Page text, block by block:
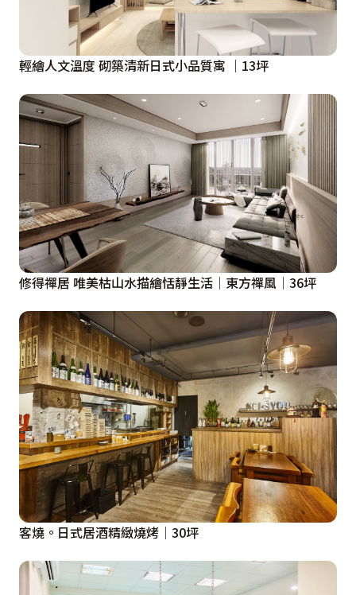
輕繪人文溫度 砌築清新日式小品質寓 ｜13坪
修得禪居 唯美枯山水描繪恬靜生活│東方禪風│36坪
客燒。日式居酒精緻燒烤│30坪